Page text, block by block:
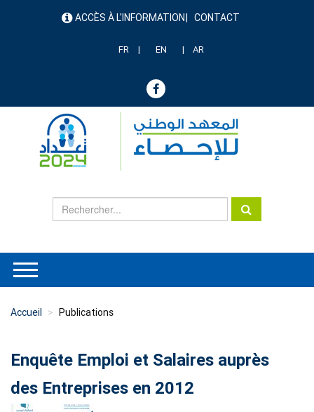
menu ACCÈS À L'INFORMATION CONTACT
FR EN AR
Accueil Publications
Enquête Emploi et Salaires auprès
des Entreprises en 2012